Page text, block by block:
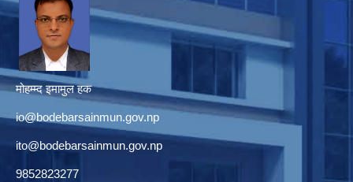
मोहम्म्द इमामुल हक
io@bodebarsainmun.gov.np
ito@bodebarsainmun.gov.np
9852823277